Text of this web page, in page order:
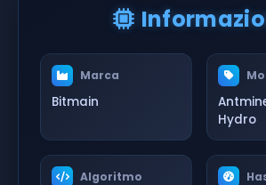
Marca
Bitmain
Hydro
Algoritmo